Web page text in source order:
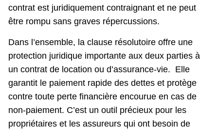
contrat est juridiquement contraignant et ne peut
être rompu sans graves répercussions.
Dans l’ensemble, la clause résolutoire offre une
protection juridique importante aux deux parties à
un contrat de location ou d’assurance-vie. Elle
garantit le paiement rapide des dettes et protège
contre toute perte financière encourue en cas de
non-paiement. C’est un outil précieux pour les
propriétaires et les assureurs qui ont besoin de